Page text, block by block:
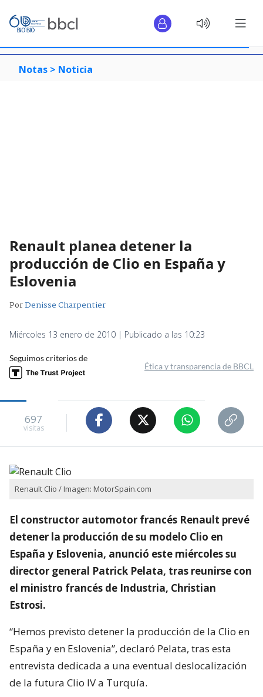
Notas > Noticia
Renault planea detener la
producción de Clio en España y
Eslovenia
PorDenisse Charpentier
Miércoles 13 enero de 2010 | Publicado a las 10:23
Seguimos criterios de
Ética y transparencia de BBCL
697
visitas
Renault Clio / Imagen: MotorSpain.com
El constructor automotor francés Renault prevé
detener la producción de su modelo Clio en
España y Eslovenia, anunció este miércoles su
director general Patrick Pelata, tras reunirse con
el ministro francés de Industria, Christian
Estrosi.
“Hemos previsto detener la producción de la Clio en
España y en Eslovenia”, declaró Pelata, tras esta
entrevista dedicada a una eventual deslocalización
de la futura Clio IV a Turquía.